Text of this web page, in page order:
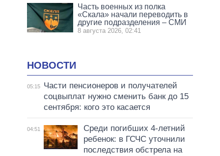
Часть военных из полка
«Скала» начали переводить в
другие подразделения – СМИ
8 августа 2026, 02:41
НОВОСТИ
05:15
Части пенсионеров и получателей
соцвыплат нужно сменить банк до 15
сентября: кого это касается
04:51
Среди погибших 4-летний
ребенок: в ГСЧС уточнили
последствия обстрела на